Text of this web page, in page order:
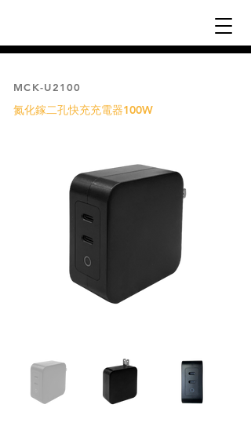
MCK-U2100
氮化鎵二孔快充充電器100W